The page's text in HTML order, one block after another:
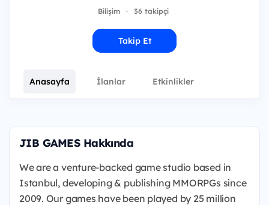
Bilişim · 36 takipçi
Takip Et
Anasayfa İlanlar Etkinlikler
JIB GAMES Hakkında
We are a venture-backed game studio based in
Istanbul, developing & publishing MMORPGs since
2009. Our games have been played by 25 million